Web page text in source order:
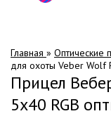
Главная » Оптические
для охоты Veber Wolf
Прицел
5х40 RGB